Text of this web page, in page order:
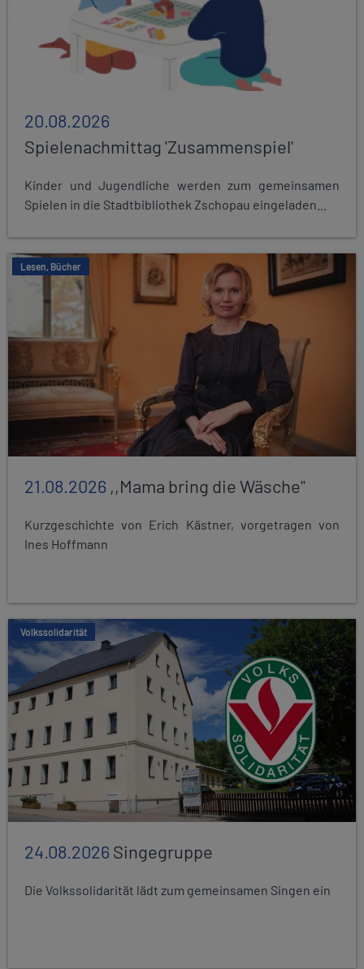
20.08.2026
Spielenachmittag 'Zusammenspiel'
Kinder und Jugendliche werden zum gemeinsamen
Spielen in die Stadtbibliothek Zschopau eingeladen...
Lesen, Bücher
21.08.2026 ,,Mama bring die Wäsche"
Kurzgeschichte von Erich Kästner, vorgetragen von
Ines Hoffmann
Volkssolidarität
24.08.2026Singegruppe
Die Volkssolidarität lädt zum gemeinsamen Singen ein